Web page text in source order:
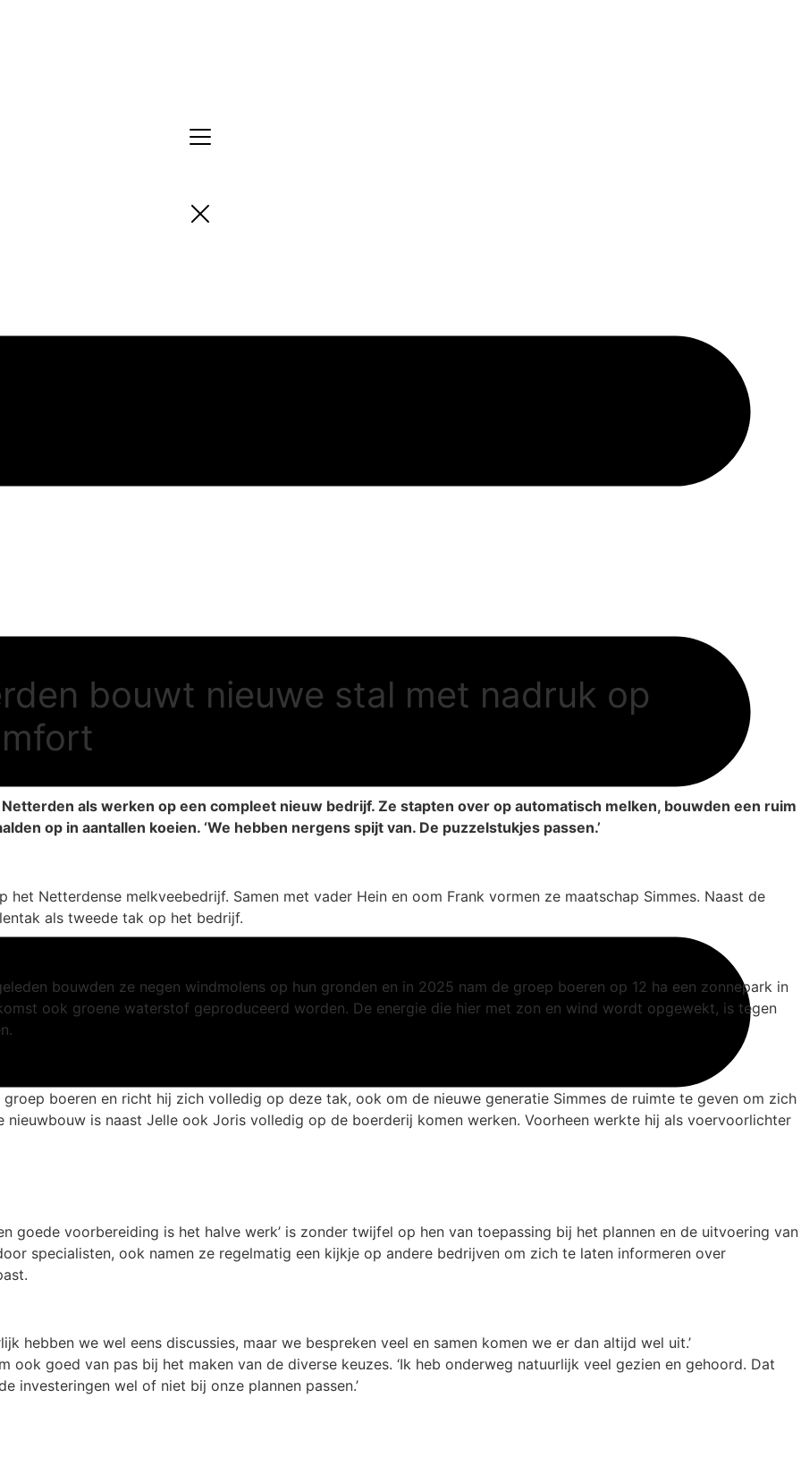
bouwt nieuwe stal met nadruk op
als werken op een compleet nieuw bedrijf. Ze stapten over op automatisch melken, bouwden een ruim
op in aantallen koeien. ‘We hebben nergens spijt van. De puzzelstukjes passen.’
Netterdense melkveebedrijf. Samen met vader Hein en oom Frank vormen ze maatschap Simmes. Naast de
als tweede tak op het bedrijf.
bouwden ze negen windmolens op hun gronden en in 2025 nam de groep boeren op 12 ha een zonnepark in
ook groene waterstof geproduceerd worden. De energie die hier met zon en wind wordt opgewekt, is tegen
boeren en richt hij zich volledig op deze tak, ook om de nieuwe generatie Simmes de ruimte te geven om zich
is naast Jelle ook Joris volledig op de boerderij komen werken. Voorheen werkte hij als voervoorlichter
goede voorbereiding is het halve werk’ is zonder twijfel op hen van toepassing bij het plannen en de uitvoering van
specialisten, ook namen ze regelmatig een kijkje op andere bedrijven om zich te laten informeren over
hebben we wel eens discussies, maar we bespreken veel en samen komen we er dan altijd wel uit.’
goed van pas bij het maken van de diverse keuzes. ‘Ik heb onderweg natuurlijk veel gezien en gehoord. Dat
investeringen wel of niet bij onze plannen passen.’